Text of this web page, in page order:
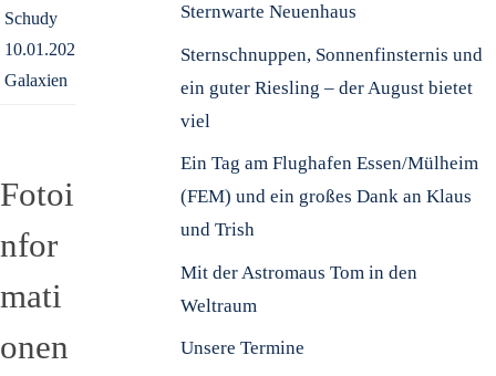
Schudy
10.01.2021
Galaxien
Fotoi
nfor
mati
onen
Sternwarte Neuenhaus
Sternschnuppen, Sonnenfinsternis und
ein guter Riesling – der August bietet
viel
Ein Tag am Flughafen Essen/Mülheim
(FEM) und ein großes Dank an Klaus
und Trish
Mit der Astromaus Tom in den
Weltraum
Unsere Termine